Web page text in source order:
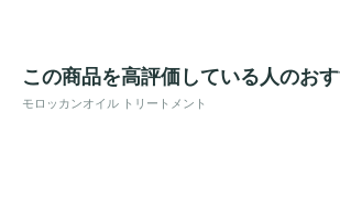
この商品を高評価している人のお
モロッカンオイル トリートメント